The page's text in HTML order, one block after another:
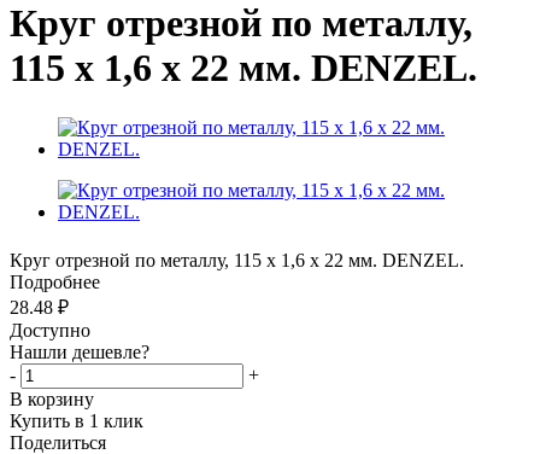
Круг отрезной по металлу,
115 х 1,6 х 22 мм. DENZEL.
Круг отрезной по металлу, 115 х 1,6 х 22 мм. DENZEL.
Подробнее
28.48 ₽
Доступно
Нашли дешевле?
-
+
В корзину
Купить в 1 клик
Поделиться